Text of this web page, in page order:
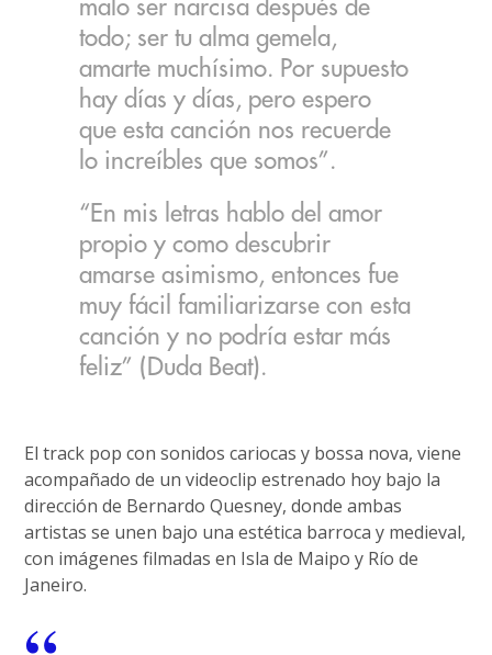
malo ser narcisa después de
todo; ser tu alma gemela,
amarte muchísimo. Por supuesto
hay días y días, pero espero
que esta canción nos recuerde
lo increíbles que somos”.
“En mis letras hablo del amor
propio y como descubrir
amarse asimismo, entonces fue
muy fácil familiarizarse con esta
canción y no podría estar más
feliz” (Duda Beat).
El track pop con sonidos cariocas y bossa nova, viene
acompañado de un videoclip estrenado hoy bajo la
dirección de Bernardo Quesney, donde ambas
artistas se unen bajo una estética barroca y medieval,
con imágenes filmadas en Isla de Maipo y Río de
Janeiro.